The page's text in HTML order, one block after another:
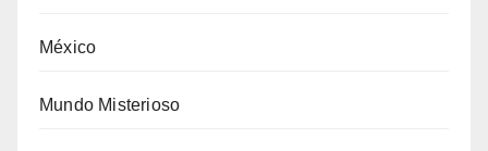
México
Mundo Misterioso